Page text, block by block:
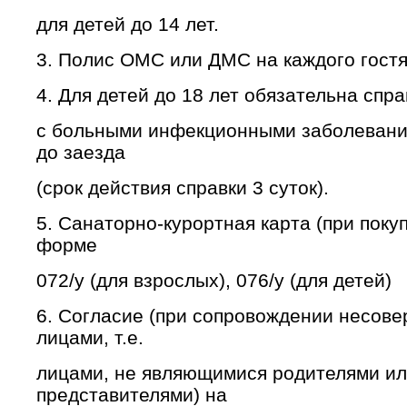
для детей до 14 лет.
3. Полис ОМС или ДМС на каждого
4. Для детей до 18 лет обязательна
с больными инфекционными
до заезда
(срок действия справки 3 суток).
5. Санаторно-курортная карта (при
форме
072/у (для взрослых), 076/у (для детей)
6. Согласие (при сопровождении
лицами, т.е.
лицами, не являющимися родителями
представителями) на